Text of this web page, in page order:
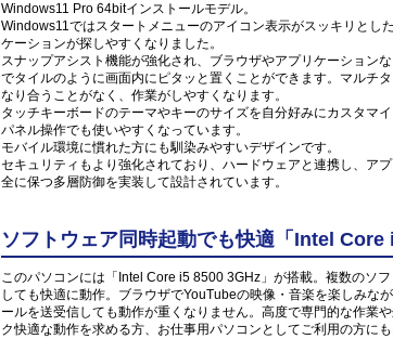
Windows11 Pro 64bitインストールモデル。
Windows11ではスタートメニューのアイコン表示がスッキリとし
ケーションが探しやすくなりました。
スナップアシスト機能が強化され、ブラウザやアプリケーション
でタイルのように画面内にピタッと置くことができます。マルチ
なり合うことがなく、作業がしやすくなります。
タッチキーボードのテーマやキーのサイズを自分好みにカスタマ
パネル操作でも使いやすくなっています。
モバイル環境に慣れた方にも馴染みやすいデザインです。
セキュリティもより強化されており、ハードウェアと連携し、ア
全に保つ多層防御を実装して設計されています。
ソフトウェア同時起動でも快適「Intel Core
このパソコンには「Intel Core i5 8500 3GHz」が搭載。複数のソ
しても快適に動作。ブラウザでYouTubeの映像・音楽を楽しみな
ールを送受信しても動作が重くなりません。高度で専門的な作業
ク快適な動作を求める方、お仕事用パソコンとしてご利用の方にも